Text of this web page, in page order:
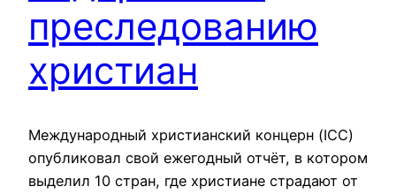
преследованию
христиан
Международный христианский концерн (ICC)
опубликовал свой ежегодный отчёт, в котором
выделил 10 стран, где христиане страдают от